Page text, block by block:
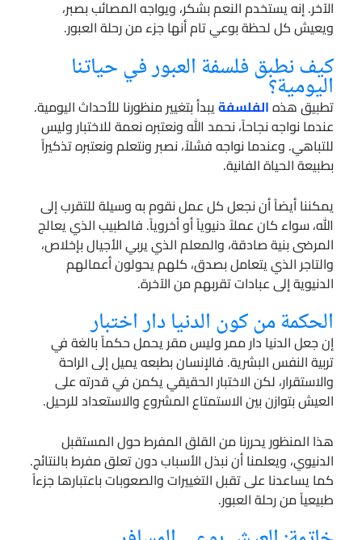
الآخر. إنه يستخدم النعم بشكر، ويواجه المصائب بصبر،
ويعيش كل لحظة بوعي تام أنها جزء من رحلة العبور.
كيف نطبق فلسفة العبور في حياتنا
اليومية؟
تطبيق هذهالفلسفةيبدأ بتغيير منظورنا للأحداث اليومية.
عندما نواجه نجاحاً، نحمد الله ونعتبره نعمة للاختبار وليس
للتباهي. وعندما نواجه فشلاً، نصبر ونتعلم ونعتبره تذكيراً
بطبيعة الحياة الفانية.
يمكننا أيضاً أن نجعل كل عمل نقوم به وسيلة للتقرب إلى
الله، سواء كان عملاً دنيوياً أو أخروياً. فالطبيب الذي يعالج
المرضى بنية صادقة، والمعلم الذي يربي الأجيال بإخلاص،
والتاجر الذي يتعامل بصدق، كلهم يحولون أعمالهم
الدنيوية إلى عبادات تقربهم من الآخرة.
الحكمة من كون الدنيا دار اختبار
إن جعل الدنيا دار ممر وليس مقر يحمل حكماً بالغة في
تربية النفس البشرية. فالإنسان بطبعه يميل إلى الراحة
والاستقرار، لكن الاختبار الحقيقي يكمن في قدرته على
العيش بتوازن بين الاستمتاع المشروع والاستعداد للرحيل.
هذا المنظور يحررنا من القلق المفرط حول المستقبل
الدنيوي، ويعلمنا أن نبذل الأسباب دون تعلق مفرط بالنتائج.
كما يساعدنا على تقبل التغييرات والصعوبات باعتبارها جزءاً
طبيعياً من رحلة العبور.